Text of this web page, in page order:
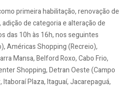
primeira habilitação, renovação de
de categoria e alteração de
das 10h às 16h, nos seguintes
Américas Shopping (Recreio),
Mansa, Belford Roxo, Cabo Frio,
Shopping, Detran Oeste (Campo
Plaza, Itaguaí, Jacarepaguá,